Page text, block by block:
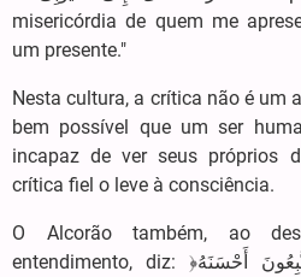
misericórdia de quem me
um presente."
Nesta cultura, a crítica não é um
bem possível que um ser
incapaz de ver seus próprios
crítica fiel o leve à consciência.
O Alcorão também, ao
entendimento, diz: ﴿الَّذِینَ یَسْتَمِعُونَ الْقَوْلَ فَیَتَّبِعُونَ أَحْسَنَهُ﴾